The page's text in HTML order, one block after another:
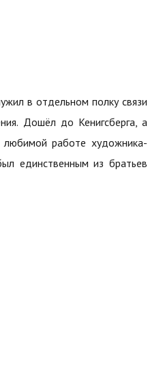
в отдельном полку связи
Дошёл до Кенигсберга, а
любимой работе художника-
единственным из братьев